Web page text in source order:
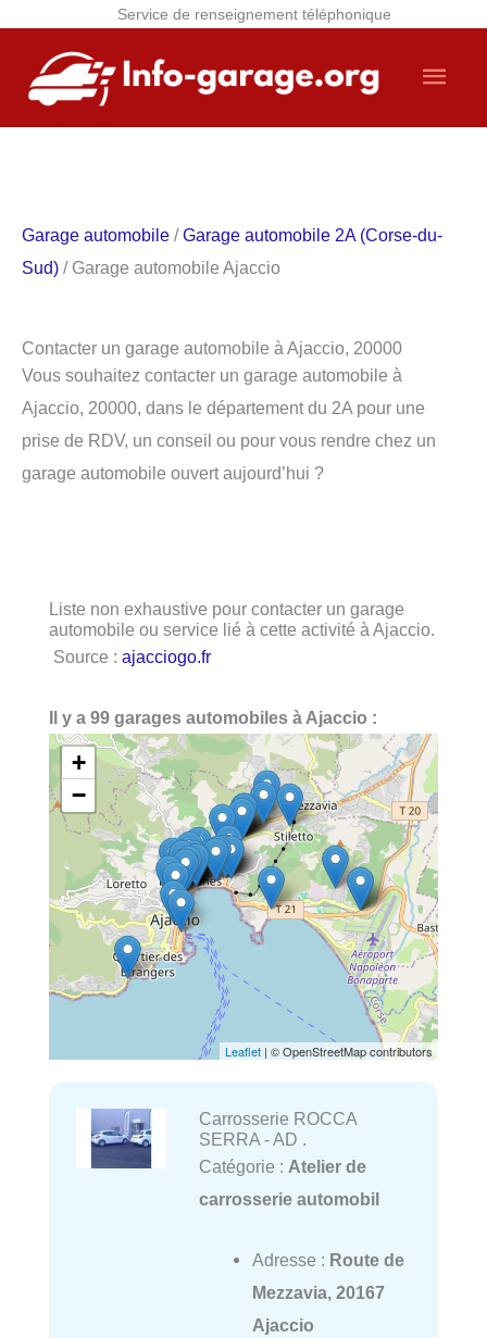
Service de renseignement téléphonique
contenu
Garage automobile /Garage automobile 2A (Corse-du-
Sud) / Garage automobile Ajaccio
Contacter un garage automobile à Ajaccio, 20000
Vous souhaitez contacter un garage automobile à
Ajaccio, 20000, dans le département du 2A pour une
prise de RDV, un conseil ou pour vous rendre chez un
garage automobile ouvert aujourd’hui ?
Liste non exhaustive pour contacter un garage
automobile ou service lié à cette activité à Ajaccio.
Source : ajacciogo.fr
Il y a 99 garages automobiles à Ajaccio :
+
−
Leaflet | © OpenStreetMap contributors
Carrosserie ROCCA
SERRA - AD .
Catégorie : Atelier de
carrosserie automobil
Adresse : Route de
Mezzavia, 20167
Ajaccio